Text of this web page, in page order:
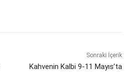
Sonraki İçerik
Kahvenin Kalbi 9-11 Mayıs’ta